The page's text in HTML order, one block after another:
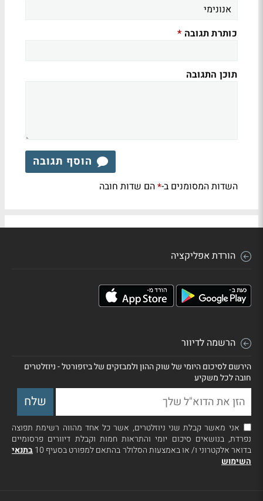
כותרת תגובה *
תוכן התגובה
הוסף תגובה
השדות המסומנים ב-*הם שדות חובה
הורדת אפליקציה
הרשמה לדיוור
הירשם לסיכום היומי של שוק ההון ולמבזקים של ביזפורטל - ניוזלטרים
חובה לכל משקיע
אני מאשר קבלת שני ניוזלטרים, אשר כל אחד מהווה רשימת תפוצה
נפרדת, בנושאים סיכום יומי והתראות חמות וקבלת דיוורים פרסומיים
בדואר אלקטרוני ו/ או באמצעות הסלולר בהתאם למפורט בסעיף 10
בתנאי
השימוש